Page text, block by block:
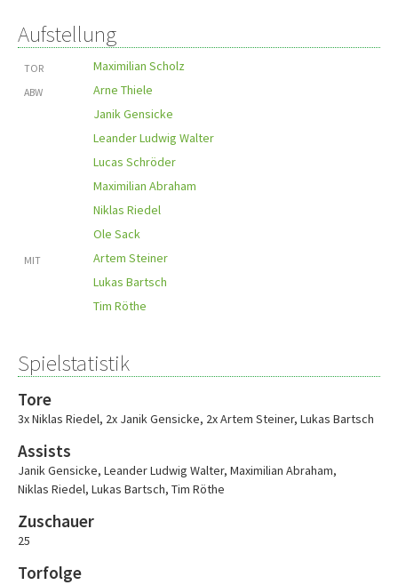
Aufstellung
TOR Maximilian Scholz
ABW
Arne Thiele
Janik Gensicke
Leander Ludwig Walter
Lucas Schröder
Maximilian Abraham
Niklas Riedel
Ole Sack
MIT
Artem Steiner
Lukas Bartsch
Tim Röthe
Spielstatistik
Tore
3x Niklas Riedel, 2x Janik Gensicke, 2x Artem Steiner, Lukas Bartsch
Assists
Janik Gensicke, Leander Ludwig Walter, Maximilian Abraham,
Niklas Riedel, Lukas Bartsch, Tim Röthe
Zuschauer
25
Torfolge